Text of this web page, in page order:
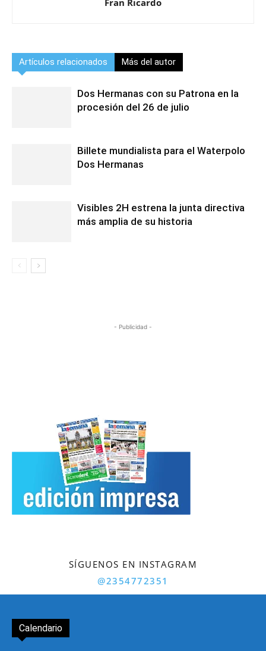
Fran Ricardo
Artículos relacionados Más del autor
Dos Hermanas con su Patrona en la
procesión del 26 de julio
Billete mundialista para el Waterpolo
Dos Hermanas
Visibles 2H estrena la junta directiva
más amplia de su historia
- Publicidad -
SÍGUENOS EN INSTAGRAM
@2354772351
Calendario